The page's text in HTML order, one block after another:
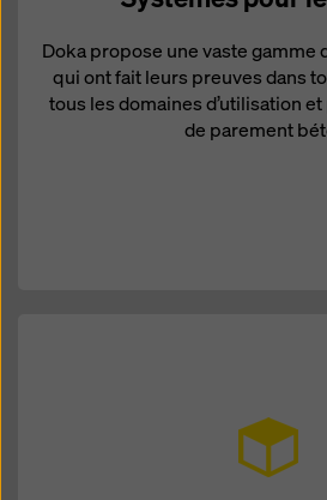
Doka propose une vaste gamme
qui ont fait leurs preuves dans
tous les domaines d’utilisation
de parement